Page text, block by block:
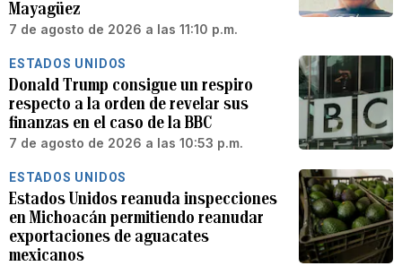
Mayagüez
7 de agosto de 2026 a las 11:10 p.m.
ESTADOS UNIDOS
Donald Trump consigue un respiro
respecto a la orden de revelar sus
finanzas en el caso de la BBC
7 de agosto de 2026 a las 10:53 p.m.
ESTADOS UNIDOS
Estados Unidos reanuda inspecciones
en Michoacán permitiendo reanudar
exportaciones de aguacates
mexicanos